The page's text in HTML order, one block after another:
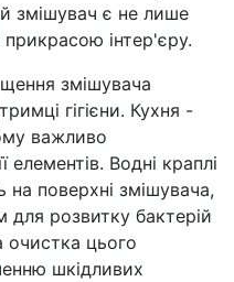
змішувач є не лише
інтер'єру.
змішувача
гігієни. Кухня -
важливо
елементів. Водні краплі
поверхні змішувача,
розвитку бактерій
очистка цього
шкідливих